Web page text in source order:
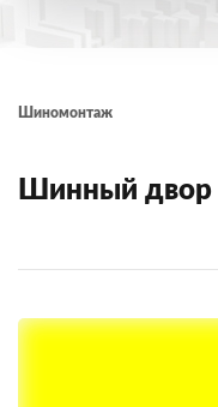
Шиномонтаж
Шинный двор